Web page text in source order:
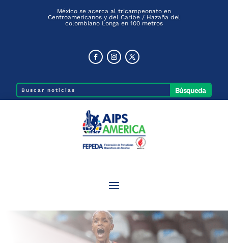
México se acerca al tricampeonato en
Centroamericanos y del Caribe / Hazaña del
colombiano Longa en 100 metros